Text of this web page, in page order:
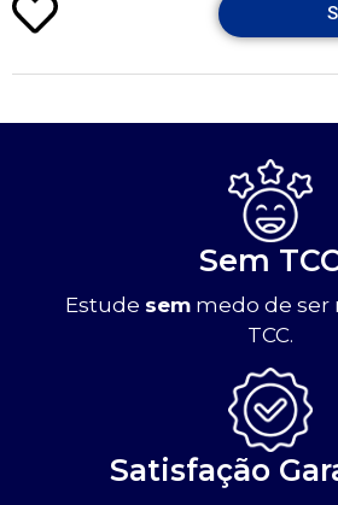
Sem
Estude sem medo de ser
TCC.
Satisfação